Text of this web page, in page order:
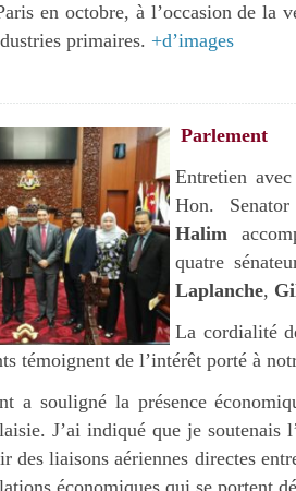
en octobre, à l’occasion de la
primaires. +d’images
Parlement
Entretien
Hon.
Halim
quatre
Laplanche,
La cordialité
témoignent de l’intérêt porté à
a souligné la présence
J’ai indiqué que je soutenais
des liaisons aériennes directes
économiques qui se portent